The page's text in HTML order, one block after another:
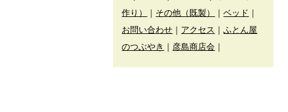
作り）
｜ その他（既製） ｜ベッド ｜
お問い合わせ ｜ アクセス ｜ふとん屋
のつぶやき ｜ 彦島商店会 ｜